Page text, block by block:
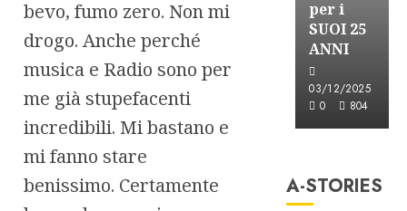
bevo, fumo zero. Non mi
drogo. Anche perché
musica e Radio sono per
me già stupefacenti
incredibili. Mi bastano e
mi fanno stare
benissimo. Certamente
per i
SUOI 25
ANNI
03/12/2025
0
804
A-STORIES
FREE
A-